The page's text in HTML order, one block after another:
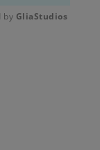
by GliaStudios